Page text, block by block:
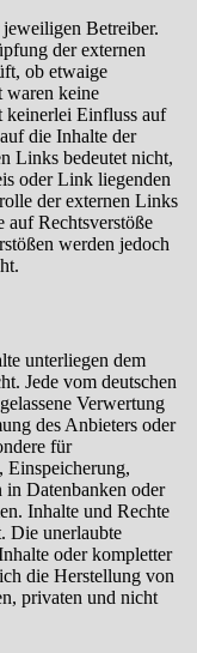
Betreiber.
der externen
ob etwaige
waren keine
keinerlei Einfluss auf
die Inhalte der
Links bedeutet nicht,
oder Link liegenden
der externen Links
Rechtsverstöße
werden jedoch
unterliegen dem
Jede vom deutschen
Verwertung
des Anbieters oder
für
Einspeicherung,
in Datenbanken oder
Inhalte und Rechte
Die unerlaubte
oder kompletter
die Herstellung von
privaten und nicht